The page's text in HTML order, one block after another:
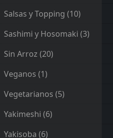
Salsas y Topping (10)
Sashimi y Hosomaki (3)
Sin Arroz (20)
Veganos (1)
Vegetarianos (5)
Yakimeshi (6)
Yakisoba (6)